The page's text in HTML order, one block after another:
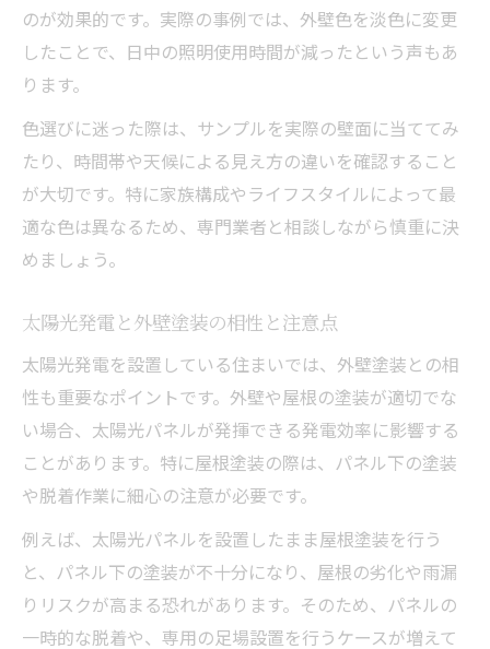
のが効果的です。実際の事例では、外壁色を淡色に変更
したことで、日中の照明使用時間が減ったという声もあ
ります。
色選びに迷った際は、サンプルを実際の壁面に当ててみ
たり、時間帯や天候による見え方の違いを確認すること
が大切です。特に家族構成やライフスタイルによって最
適な色は異なるため、専門業者と相談しながら慎重に決
めましょう。
太陽光発電と外壁塗装の相性と注意点
太陽光発電を設置している住まいでは、外壁塗装との相
性も重要なポイントです。外壁や屋根の塗装が適切でな
い場合、太陽光パネルが発揮できる発電効率に影響する
ことがあります。特に屋根塗装の際は、パネル下の塗装
や脱着作業に細心の注意が必要です。
例えば、太陽光パネルを設置したまま屋根塗装を行う
と、パネル下の塗装が不十分になり、屋根の劣化や雨漏
りリスクが高まる恐れがあります。そのため、パネルの
一時的な脱着や、専用の足場設置を行うケースが増えて